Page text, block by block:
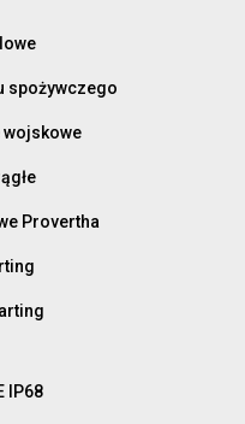
spożywczego
wojskowe
Provertha
IP68